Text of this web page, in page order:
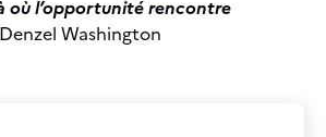
où l’opportunité rencontre
Washington